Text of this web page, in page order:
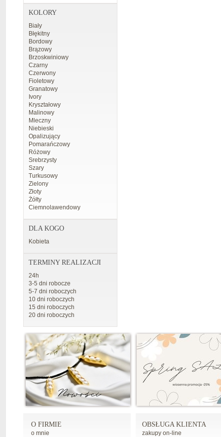
KOLORY
Biały
Błękitny
Bordowy
Brązowy
Brzoskwiniowy
Czarny
Czerwony
Fioletowy
Granatowy
Ivory
Kryształowy
Malinowy
Mleczny
Niebieski
Opalizujący
Pomarańczowy
Różowy
Srebrzysty
Szary
Turkusowy
Zielony
Złoty
Żółty
Ciemnolawendowy
DLA KOGO
Kobieta
TERMINY REALIZACJI
24h
3-5 dni robocze
5-7 dni roboczych
10 dni roboczych
15 dni roboczych
20 dni roboczych
O FIRMIE
o mnie
OBSŁUGA KLIENTA
zakupy on-line